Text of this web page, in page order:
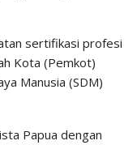
sertifikasi profesi
Kota (Pemkot)
Manusia (SDM)
Papua dengan